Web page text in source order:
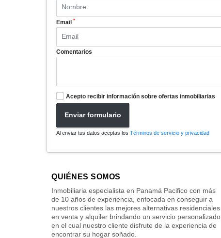
Email *
Comentarios
Acepto recibir información sobre ofertas inmobiliarias
Enviar formulario
Al enviar tus datos aceptas los Términos de servicio y privacidad
QUIÉNES SOMOS
Inmobiliaria especialista en Panamá Pacifico con más
de 10 años de experiencia, enfocada en conseguir a
nuestros clientes las mejores alternativas residenciales
en venta y alquiler brindando un servicio personalizado
en el cual nuestro cliente disfrute de la experiencia de
encontrar su hogar soñado.